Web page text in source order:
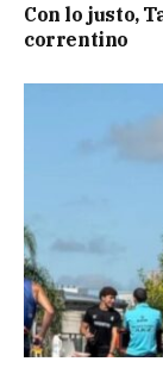
Con lo justo,
correntino